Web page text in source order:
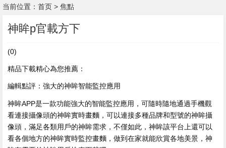
当前位置： 首页 > 焦點
神眸p官載方下
(0)
精品下載精心為您推薦：
編輯點評：強大的神眸智能監控應用
神眸APP是一款功能強大的智能監控應用，可隨時隨地通過手機觀
看連接攝像頭的神眸實時畫麵，可以連接多種品牌和型號的神眸攝
像頭，滿足各類用戶的神眸需求，不僅如此，神眸該平台上還可以
看各個地方的神眸實時監控畫麵，做到在家就能欣賞各地美景，神